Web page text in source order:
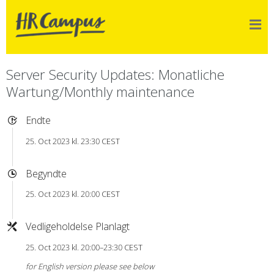
Server Security Updates: Monatliche
Wartung/Monthly maintenance
Endte
25. Oct 2023 kl. 23:30 CEST
Begyndte
25. Oct 2023 kl. 20:00 CEST
Vedligeholdelse Planlagt
25. Oct 2023 kl. 20:00–23:30 CEST
for English version please see below